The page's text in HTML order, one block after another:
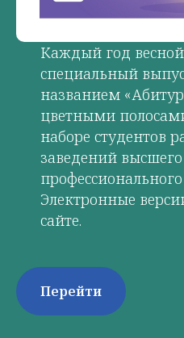
Каждый год
специальный
названием
цветными
наборе студентов
заведений
Электронные
сайте.
Перейти